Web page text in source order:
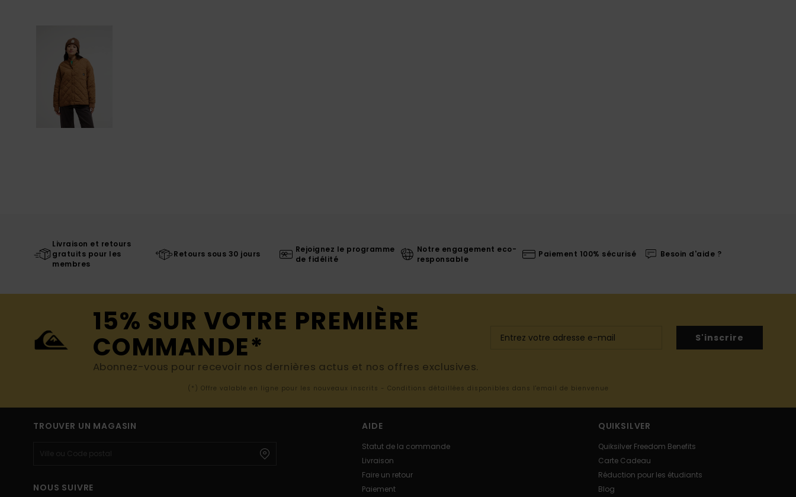
Livraison et retours
gratuits pour les
membres
Retours sous 30 jours
Rejoignez le programme
de fidélité
Notre engagement eco-
responsable
Paiement 100% sécurisé Besoin d'aide ?
15% SUR VOTRE PREMIÈRE
COMMANDE*
Abonnez-vous pour recevoir nos dernières actus et nos offres exclusives.
S'inscrire
(*) Offre valable en ligne pour les nouveaux inscrits - Conditions détaillées disponibles dans l'email de bienvenue
TROUVER UN MAGASIN
NOUS SUIVRE
AIDE
Statut de la commande
Livraison
Faire un retour
Paiement
QUIKSILVER
Quiksilver Freedom Benefits
Carte Cadeau
Réduction pour les étudiants
Blog